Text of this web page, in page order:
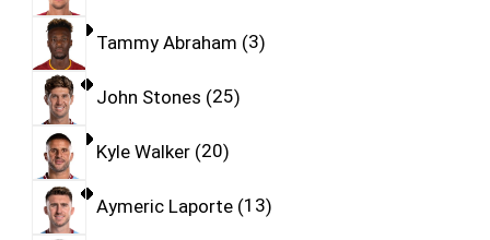
Tammy Abraham 3
John Stones 25
Kyle Walker 20
Aymeric Laporte 13